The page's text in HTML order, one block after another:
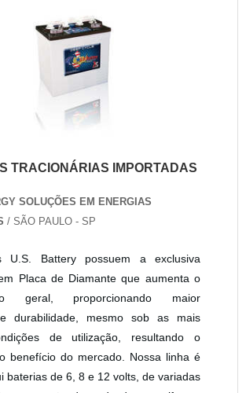
TRACIONÁRIAS IMPORTADAS
SOLUÇÕES EM ENERGIAS
/ SÃO PAULO - SP
U.S. Battery possuem a exclusiva
Placa de Diamante que aumenta o
geral, proporcionando maior
durabilidade, mesmo sob as mais
de utilização, resultando o
benefício do mercado. Nossa linha é
baterias de 6, 8 e 12 volts, de variadas